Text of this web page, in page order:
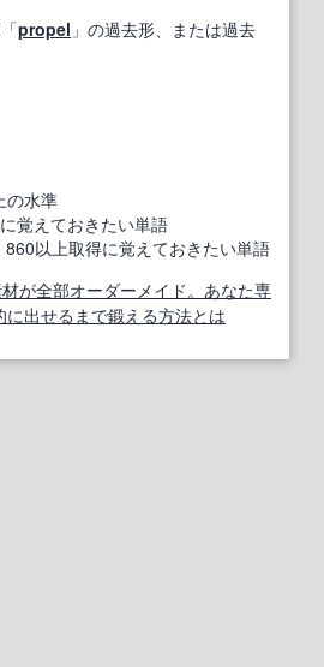
propel 」の過去形、または過去
の水準
覚えておきたい単語
以上取得に覚えておきたい単語
が全部オーダーメイド。あなた専
出せるまで鍛える方法とは